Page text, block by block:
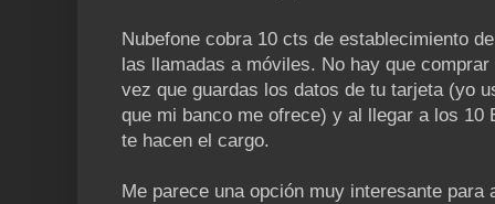
Nubefone cobra 10 cts de establecimiento
las llamadas a móviles. No hay que
vez que guardas los datos de tu tarjeta (yo
que mi banco me ofrece) y al llegar a los 10
te hacen el cargo.
Me parece una opción muy interesante para